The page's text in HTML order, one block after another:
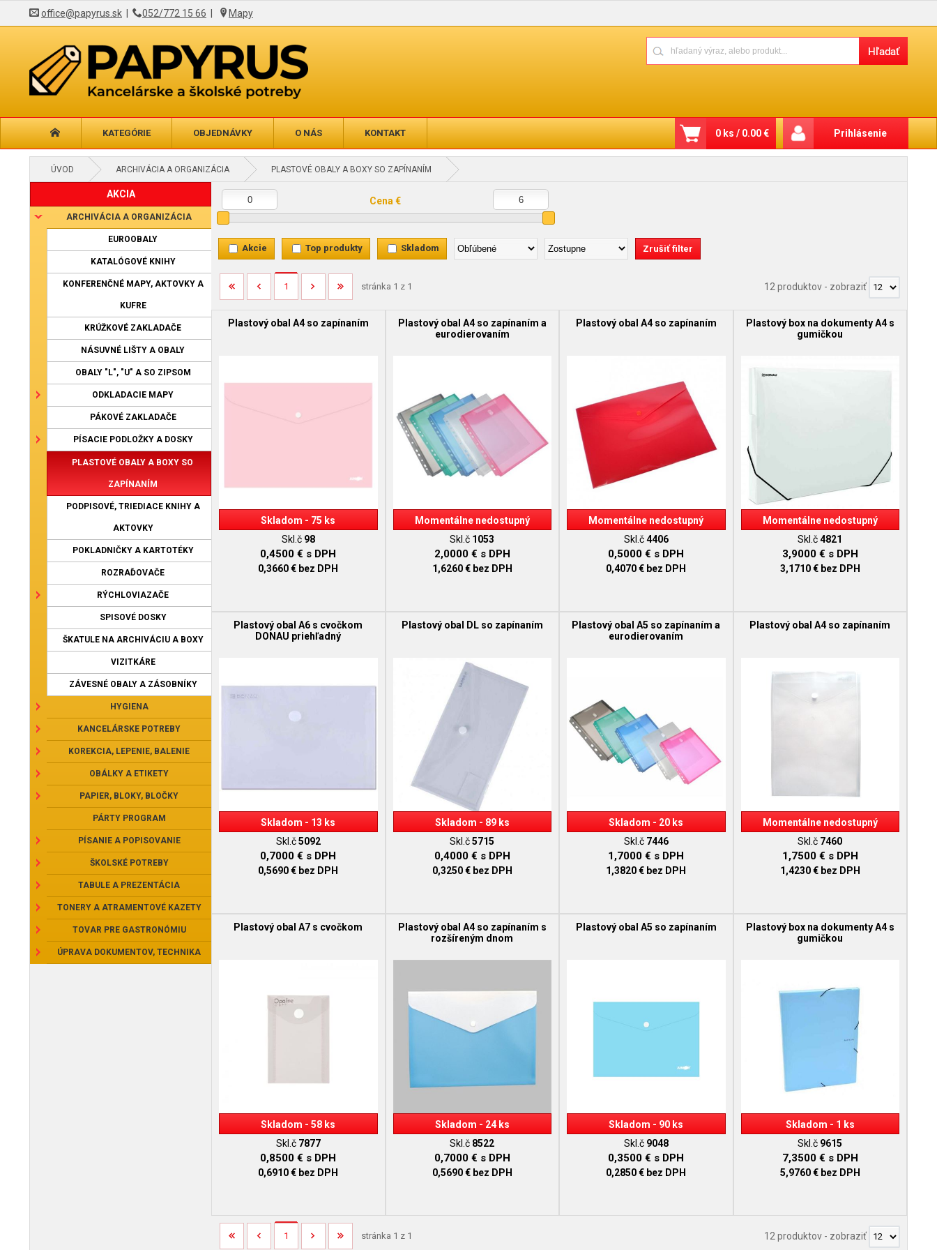
office@papyrus.sk 052/772 15 66 Mapy
KATEGÓRIE OBJEDNÁVKY O NÁS KONTAKT Prihlásenie
0 ks / 0.00 €
ÚVOD ARCHIVÁCIA A ORGANIZÁCIA PLASTOVÉ OBALY A BOXY SO ZAPÍNANÍM
AKCIA
ARCHIVÁCIA A ORGANIZÁCIA
EUROOBALY
KATALÓGOVÉ KNIHY
KONFERENČNÉ MAPY, AKTOVKY A
KUFRE
KRÚŽKOVÉ ZAKLADAČE
NÁSUVNÉ LIŠTY A OBALY
OBALY "L", "U" A SO ZIPSOM
ODKLADACIE MAPY
PÁKOVÉ ZAKLADAČE
PÍSACIE PODLOŽKY A DOSKY
PLASTOVÉ OBALY A BOXY SO
ZAPÍNANÍM
PODPISOVÉ, TRIEDIACE KNIHY A
AKTOVKY
POKLADNIČKY A KARTOTÉKY
ROZRAĎOVAČE
RÝCHLOVIAZAČE
SPISOVÉ DOSKY
ŠKATULE NA ARCHIVÁCIU A BOXY
VIZITKÁRE
ZÁVESNÉ OBALY A ZÁSOBNÍKY
HYGIENA
KANCELÁRSKE POTREBY
KOREKCIA, LEPENIE, BALENIE
OBÁLKY A ETIKETY
PAPIER, BLOKY, BLOČKY
PÁRTY PROGRAM
PÍSANIE A POPISOVANIE
ŠKOLSKÉ POTREBY
TABULE A PREZENTÁCIA
TONERY A ATRAMENTOVÉ KAZETY
TOVAR PRE GASTRONÓMIU
ÚPRAVA DOKUMENTOV, TECHNIKA
Cena €
Akcie Top produkty Skladom
1 stránka 1 z 1 12 produktov - zobraziť
Plastový obal A4 so zapínaním
Skladom - 75 ks
Skl.č 98
0,4500 € s DPH
0,3660 € bez DPH
Plastový obal A4 so zapínaním a
eurodierovaním
Momentálne nedostupný
Skl.č 1053
2,0000 € s DPH
1,6260 € bez DPH
Plastový obal A4 so zapínaním
Momentálne nedostupný
Skl.č4406
0,5000 € s DPH
0,4070 € bez DPH
Plastový box na dokumenty A4 s
gumičkou
Momentálne nedostupný
Skl.č4821
3,9000 € s DPH
3,1710 € bez DPH
Plastový obal A6 s cvočkom
DONAU priehľadný
Skladom - 13 ks
Skl.č5092
0,7000 € s DPH
0,5690 € bez DPH
Plastový obal DL so zapínaním
Skladom - 89 ks
Skl.č5715
0,4000 € s DPH
0,3250 € bez DPH
Plastový obal A5 so zapínaním a
eurodierovaním
Skladom - 20 ks
Skl.č 7446
1,7000 € s DPH
1,3820 € bez DPH
Plastový obal A4 so zapínaním
Momentálne nedostupný
Skl.č 7460
1,7500 € s DPH
1,4230 € bez DPH
Plastový obal A7 s cvočkom
Skladom - 58 ks
Skl.č 7877
0,8500 € s DPH
0,6910 € bez DPH
Plastový obal A4 so zapínaním s
rozšíreným dnom
Skladom - 24 ks
Skl.č 8522
0,7000 € s DPH
0,5690 € bez DPH
Plastový obal A5 so zapínaním
Skladom - 90 ks
Skl.č 9048
0,3500 € s DPH
0,2850 € bez DPH
Plastový box na dokumenty A4 s
gumičkou
Skladom - 1 ks
Skl.č 9615
7,3500 € s DPH
5,9760 € bez DPH
1 stránka 1 z 1 12 produktov - zobraziť